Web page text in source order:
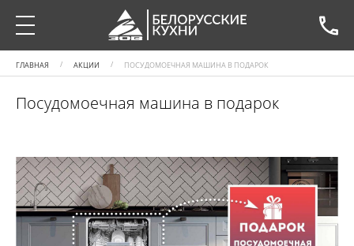
ГЛАВНАЯ АКЦИИ ПОСУДОМОЕЧНАЯ МАШИНА В ПОДАРОК
Посудомоечная машина в подарок